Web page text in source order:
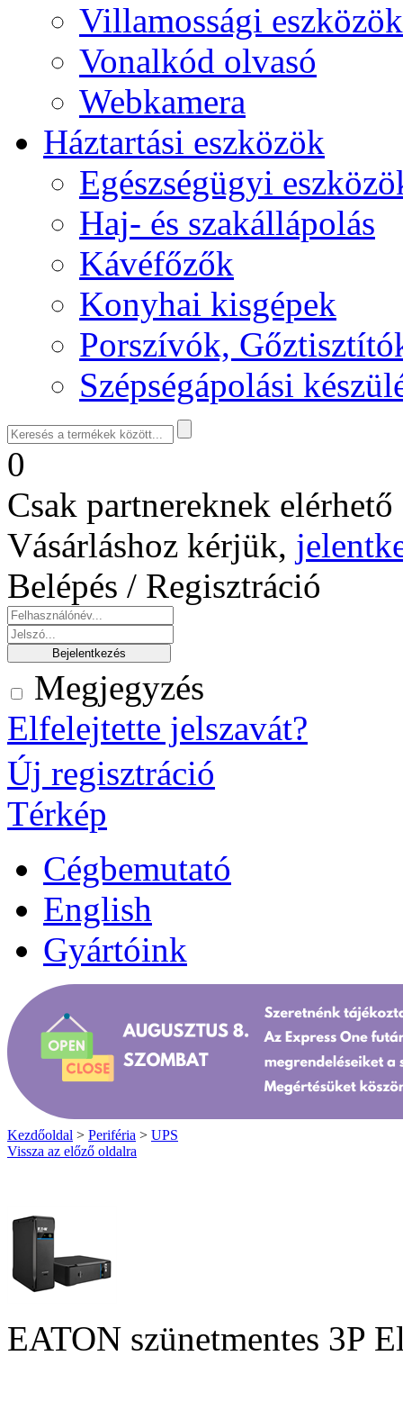
Villamossági eszközök
Vonalkód olvasó
Webkamera
Háztartási eszközök
Egészségügyi
Haj- és szakállápolás
Kávéfőzők
Konyhai kisgépek
Porszívók,
Szépségápolási
0
Csak partnereknek
Vásárláshoz kérjük,
Belépés / Regisztráció
Megjegyzés
Elfelejtette jelszavát?
Új regisztráció
Térkép
Cégbemutató
English
Gyártóink
Kezdőoldal > Periféria > UPS
Vissza az előző oldalra
EATON szünetmentes 3P